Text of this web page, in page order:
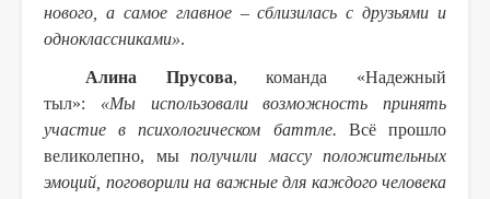
нового, а самое главное – сблизилась с друзьями и
одноклассниками».
Алина Прусова, команда «Надежный
тыл»: «Мы использовали возможность принять
участие в психологическом баттле. Всё прошло
великолепно, мыполучили массу положительных
эмоций, поговорили на важные для каждого человека